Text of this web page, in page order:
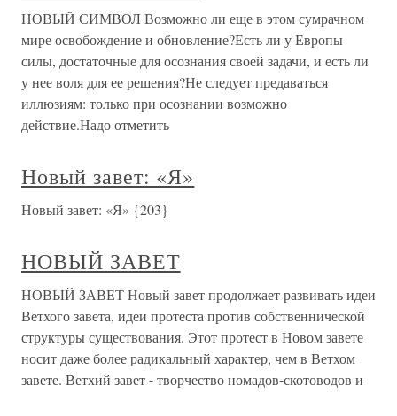
НОВЫЙ СИМВОЛ Возможно ли еще в этом сумрачном
мире освобождение и обновление?Есть ли у Европы
силы, достаточные для осознания своей задачи, и есть ли
у нее воля для ее решения?Не следует предаваться
иллюзиям: только при осознании возможно
действие.Надо отметить
Новый завет: «Я»
Новый завет: «Я» {203}
НОВЫЙ ЗАВЕТ
НОВЫЙ ЗАВЕТ Новый завет продолжает развивать идеи
Ветхого завета, идеи протеста против собственнической
структуры существования. Этот протест в Новом завете
носит даже более радикальный характер, чем в Ветхом
завете. Ветхий завет - творчество номадов-скотоводов и